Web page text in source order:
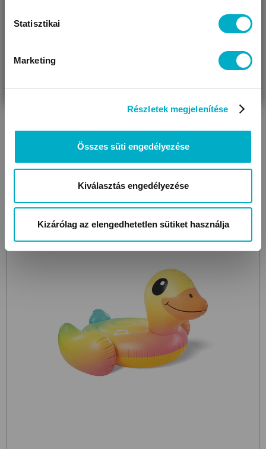
Statisztikai
Marketing
Részletek megjelenítése
Összes süti engedélyezése
Kiválasztás engedélyezése
Kizárólag az elengedhetetlen sütiket használja
LITTLE DUTCH
VÁRANDÓS
AJÁNDÉKOT